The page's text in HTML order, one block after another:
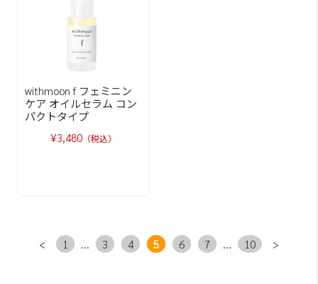
withmoon f フェミニン
ケア オイルセラム コン
パクトタイプ
¥3,480 （税込）
< 1 3 4 5 6 7 10 >